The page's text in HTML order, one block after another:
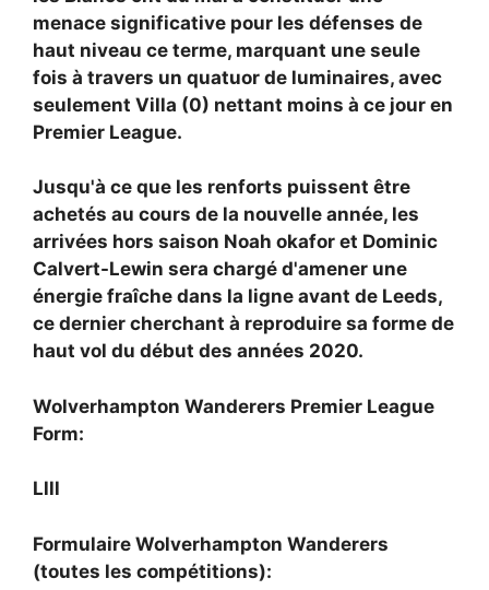
menace significative pour les défenses de
haut niveau ce terme, marquant une seule
fois à travers un quatuor de luminaires, avec
seulement Villa (0) nettant moins à ce jour en
Premier League.
Jusqu'à ce que les renforts puissent être
achetés au cours de la nouvelle année, les
arrivées hors saison Noah okafor et Dominic
Calvert-Lewin sera chargé d'amener une
énergie fraîche dans la ligne avant de Leeds,
ce dernier cherchant à reproduire sa forme de
haut vol du début des années 2020.
Wolverhampton Wanderers Premier League
Form:
Llll
Formulaire Wolverhampton Wanderers
(toutes les compétitions):